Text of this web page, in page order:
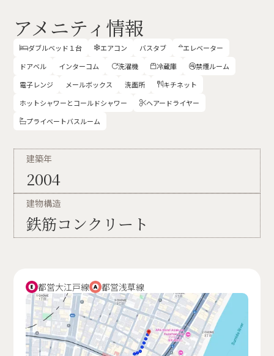
アメニティ情報
ダブルベッド１台 エアコン バスタブ エレベーター
ドアベル
インターコム 洗濯機 冷蔵庫 禁煙ルーム
電子レンジ
メールボックス 洗面所 キチネット
ホットシャワーとコールドシャワー
ヘアードライヤー
プライベートバスルーム
建築年
2004
建物構造
鉄筋コンクリート
都営大江戸線 都営浅草線